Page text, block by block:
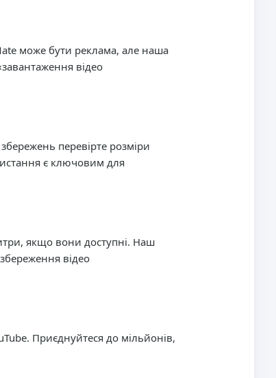
може бути реклама, але наша
відео
перевірте розміри
є ключовим для
якщо вони доступні. Наш
відео
Приєднуйтеся до мільйонів,